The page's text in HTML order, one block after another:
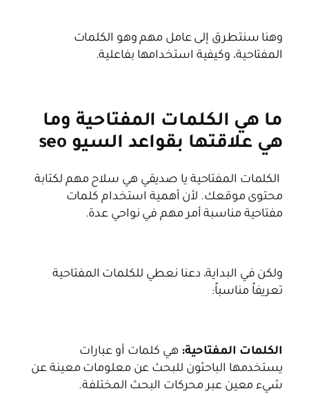
وهنا سنتطرق إلى عامل مهم وهو الكلمات
المفتاحية، وكيفية استخدامها بفاعلية.
ما هي الكلمات المفتاحية وما
هي علاقتها بقواعد السيو seo
الكلمات المفتاحية يا صديقي هي سلاح مهم لكتابة
محتوى موقعك. لأن أهمية استخدام كلمات
مفتاحية مناسبة أمر مهم في نواحي عدة.
ولكن في البداية، دعنا نعطي للكلمات المفتاحية
تعريفاً مناسباً:
الكلمات المفتاحية: هي كلمات أو عبارات
يستخدمها الباحثون للبحث عن معلومات معينة عن
شيء معين عبر محركات البحث المختلفة.